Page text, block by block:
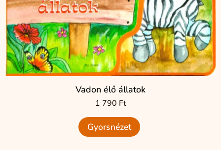
Vadon élő állatok
1 790 Ft
Gyorsnézet